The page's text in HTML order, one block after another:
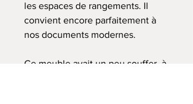
les espaces de rangements. Il
convient encore parfaitement à
nos documents modernes.
Ce meuble avait un peu souffer, à